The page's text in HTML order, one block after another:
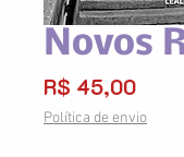
Novos
R$ 45,00Preço
Política de envio